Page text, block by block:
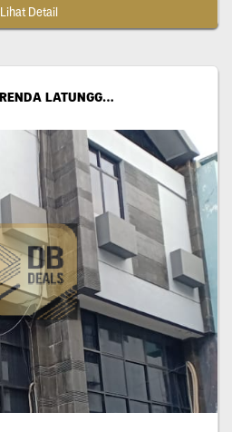
Lihat Detail
PRETTYCILLIA BRENDA LATUNGGAMU